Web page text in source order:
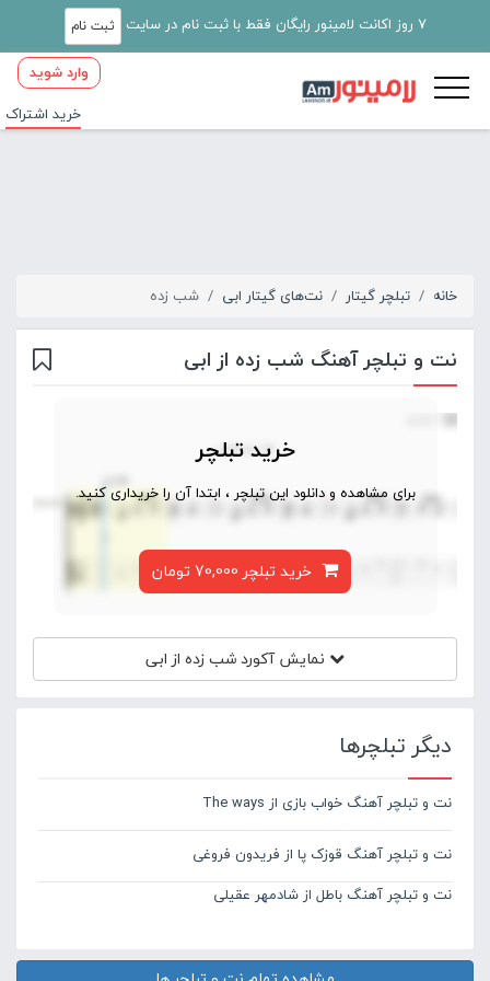
7 روز اکانت لامینور رایگان فقط با ثبت نام در سایت ثبت نام
وارد شوید
خرید اشتراک
خانه تبلچر گیتار نت‌های گیتار ابی شب زده
نت و تبلچر آهنگ شب زده از ابی
خرید تبلچر
برای مشاهده و دانلود این تبلچر ، ابتدا آن را خریداری کنید.
شب زده از ابی
دیگر تبلچرها
نت و تبلچر آهنگ خواب بازی از The ways
نت و تبلچر آهنگ قوزک پا از فریدون فروغی
نت و تبلچر آهنگ باطل از شادمهر عقیلی